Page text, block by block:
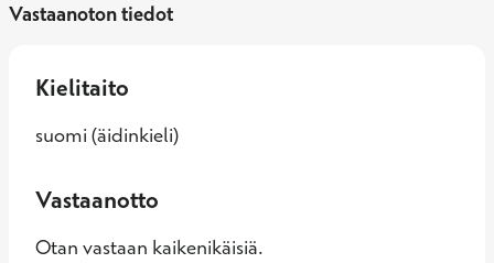
Vastaanoton tiedot
Kielitaito
suomi (äidinkieli)
Vastaanotto
Otan vastaan kaikenikäisiä.